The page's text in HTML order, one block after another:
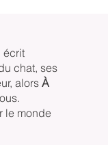
écrit
chat, ses
alorsÀ
le monde